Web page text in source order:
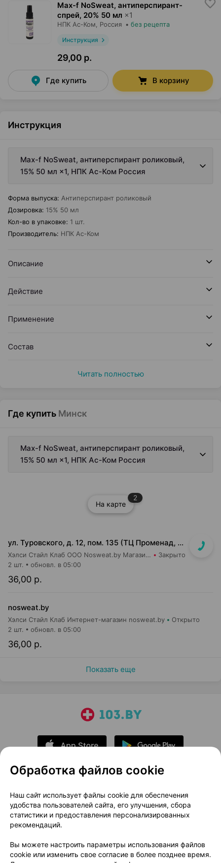
Max-f NoSweat, антиперспирант-
спрей, 20% 50 мл ×1
НПК Ас-Ком , Россия • без рецепта
Инструкция
29,00 р.
Где купить В корзину
Инструкция
Max-f NoSweat, антиперспирант роликовый,
15% 50 мл ×1, НПК Ас-Ком Россия
Форма выпуска: Антиперспирант роликовый
Дозировка: 15% 50 мл
Кол-во в упаковке: 1 шт.
Производитель: НПК Ас-Ком
Описание
Действие
Применение
Состав
Читать полностью
Где купить Минск
Max-f NoSweat, антиперспирант роликовый,
15% 50 мл ×1, НПК Ас-Ком Россия
На карте
2
ул. Туровского, д. 12, пом. 135 (ТЦ Променад, вход 7)
Хэлси Стайл Клаб ООО Nosweat.by Магазин товаров для здоровья Закрыто
36,00 р.
2 шт. обновл. в 05:00
nosweat.by
Хэлси Стайл Клаб Интернет-магазин nosweat.by Открыто
36,00 р.
2 шт. обновл. в 05:00
Показать еще
О проекте
Новости проекта
Размещение рекламы
Медицинский маркетинг
Публичный договор
Доставка
Способы оплаты
Вакансии
Партнеры
Обработка файлов cookie
Наш сайт использует файлы cookie для обеспечения
удобства пользователей сайта, его улучшения, сбора
статистики и предоставления персонализированных
рекомендаций.
Вы можете настроить параметры использования файлов
cookie или изменить свое согласие в более позднее время.